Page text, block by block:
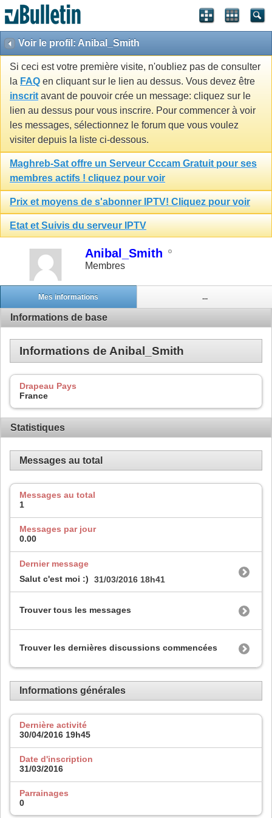
Voir le profil: Anibal_Smith
Si ceci est votre première visite, n'oubliez pas de consulter
la FAQ en cliquant sur le lien au dessus. Vous devez être
inscrit avant de pouvoir crée un message: cliquez sur le
lien au dessus pour vous inscrire. Pour commencer à voir
les messages, sélectionnez le forum que vous voulez
visiter depuis la liste ci-dessous.
Maghreb-Sat offre un Serveur Cccam Gratuit pour ses
membres actifs ! cliquez pour voir
Prix et moyens de s'abonner IPTV! Cliquez pour voir
Etat et Suivis du serveur IPTV
Anibal_Smith
Membres
Mes informations ...
Informations de base
Informations de Anibal_Smith
Drapeau Pays
France
Statistiques
Messages au total
Messages au total
1
Messages par jour
0.00
Dernier message
Salut c'est moi :)
31/03/2016 18h41
Trouver tous les messages
Trouver les dernières discussions commencées
Informations générales
Dernière activité
30/04/2016 19h45
Date d'inscription
31/03/2016
Parrainages
0